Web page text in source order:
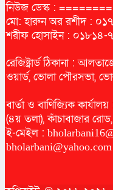
নিউজ ডেস্ক :
মো: হারুন অর রশীদ :
শরীফ হোসাইন :
রেজিষ্ট্রার্ড ঠিকানা :
ওয়ার্ড, ভোলা পৌরসভা,
বার্তা ও বাণিজ্যিক
(৪য় তলা), কাঁচাবাজার
ই-মেইল :
bholarbani@yahoo.com